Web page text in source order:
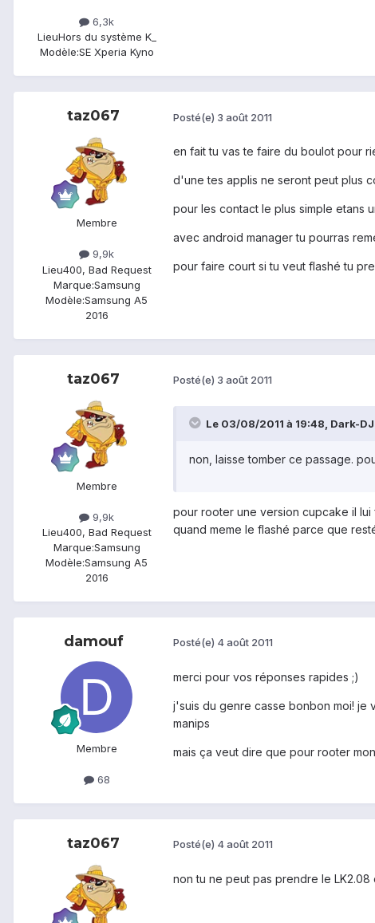
6,3k
LieuHors du système K_
Modèle:SE Xperia Kyno
taz067
Membre
9,9k
Lieu400, Bad Request
Marque:Samsung
Modèle:Samsung A5
2016
Posté(e) 3 août 2011
en fait tu vas te faire du boulot pour
d'une tes applis ne seront peut plus
pour les contact le plus simple etans
avec android manager tu pourras
pour faire court si tu veut flashé tu
taz067
Membre
9,9k
Lieu400, Bad Request
Marque:Samsung
Modèle:Samsung A5
2016
Posté(e) 3 août 2011
Le 03/08/2011 à 19:48, Dark-
non, laisse tomber ce passage.
pour rooter une version cupcake il
quand meme le flashé parce que
damouf
Membre
68
Posté(e) 4 août 2011
merci pour vos réponses rapides ;)
j'suis du genre casse bonbon moi! je
manips
mais ça veut dire que pour rooter
taz067 Posté(e) 4 août 2011
non tu ne peut pas prendre le